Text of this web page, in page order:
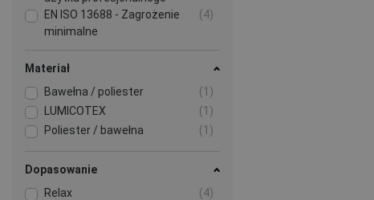
EN ISO 13688 - Zagrożenie
minimalne
(4)
Materiał
Bawełna / poliester
(1)
LUMICOTEX
(1)
Poliester / bawełna
(1)
Dopasowanie
Relax
(4)